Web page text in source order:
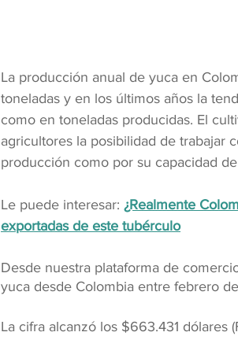
La producción anual de yuca en
toneladas y en los últimos años la
como en toneladas producidas. El
agricultores la posibilidad de trabajar
producción como por su capacidad
Le puede interesar: ¿Realmente
exportadas de este tubérculo
Desde nuestra plataforma de
yuca desde Colombia entre febrero
La cifra alcanzó los $663.431 dólares